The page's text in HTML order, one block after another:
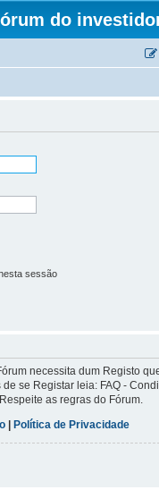
do
sessão
necessita dum Registo
se Registar leia: FAQ -
as regras do Fórum.
| Política de Privacidade